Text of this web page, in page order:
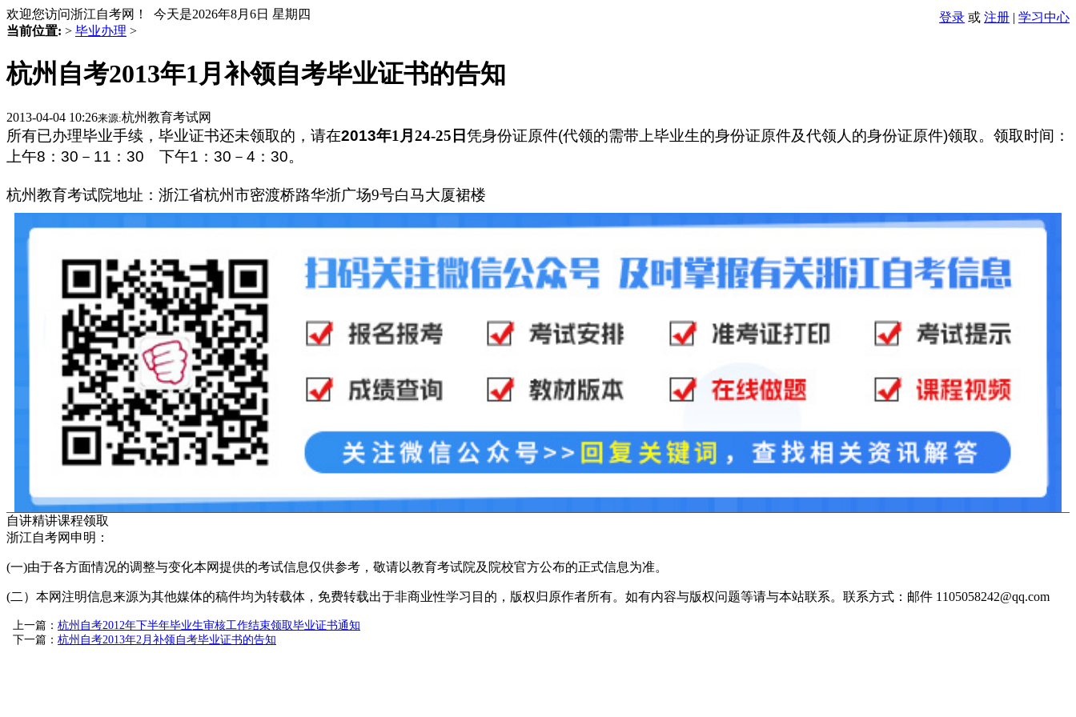
欢迎您访问浙江自考网！ 今天是2026年8月6日 星期四 登录 或 注册 | 学习中心
当前位置: > 毕业办理 >
杭州自考2013年1月补领自考毕业证书的告知
2013-04-04 10:26来源:杭州教育考试网
所有已办理毕业手续，毕业证书还未领取的，请在2013年1 月24-25 日凭身份证原件(代领的需带上毕业生的身份证原件及代领人的身份证原件)领取。领取时间：
上午8 ： 30 － 11 ： 30 下午1 ： 30 － 4 ： 30。
杭州教育考试院地址： 浙江省杭州市密渡桥路华浙广场9号白马大厦裙楼
自讲精讲课程领取
浙江自考网申明：
(一)由于各方面情况的调整与变化本网提供的考试信息仅供参考，敬请以教育考试院及院校官方公布的正式信息为准。
(二）本网注明信息来源为其他媒体的稿件均为转载体，免费转载出于非商业性学习目的，版权归原作者所有。如有内容与版权问题等请与本站联系。联系方式：邮件 1105058242@qq.com
上一篇： 杭州自考2012年下半年毕业生审核工作结束领取毕业证书通知
下一篇： 杭州自考2013年2月补领自考毕业证书的告知